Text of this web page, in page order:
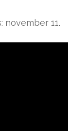
november 11.